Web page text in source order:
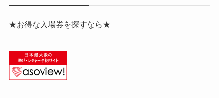
★お得な入場券を探すなら★